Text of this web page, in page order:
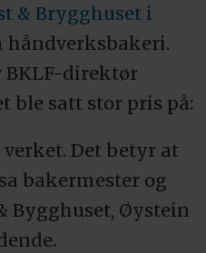
& Brygghuset i
håndverksbakeri.
BKLF-direktør
ble satt stor pris på:
Det betyr at
bakermester og
Bygghuset, Øystein